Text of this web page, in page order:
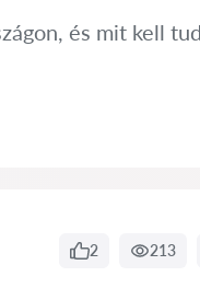
és mit kell
2 213